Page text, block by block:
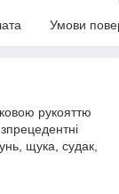
Умови
рукояттю
щука, судак,